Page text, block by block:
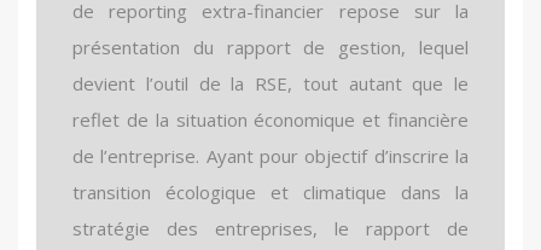
de reporting extra-financier repose sur la
présentation du rapport de gestion, lequel
devient l’outil de la RSE, tout autant que le
reflet de la situation économique et financière
de l’entreprise. Ayant pour objectif d’inscrire la
transition écologique et climatique dans la
stratégie des entreprises, le rapport de